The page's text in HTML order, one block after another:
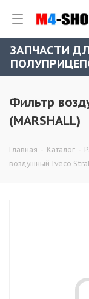
ЗАПЧАСТИ
Фильтр
(MARSHALL)
Главная - Каталог -
воздушный Iveco